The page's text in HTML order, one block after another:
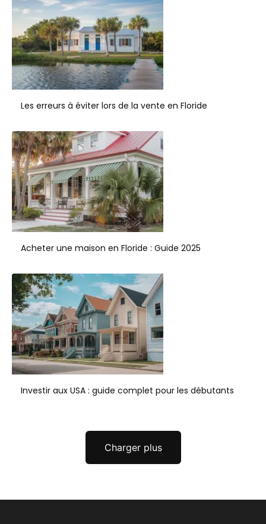
Les erreurs à éviter lors de la vente en Floride
Acheter une maison en Floride : Guide 2025
Investir aux USA : guide complet pour les débutants
Charger plus